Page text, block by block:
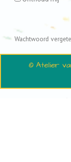
Wachtwoord
© Atelier